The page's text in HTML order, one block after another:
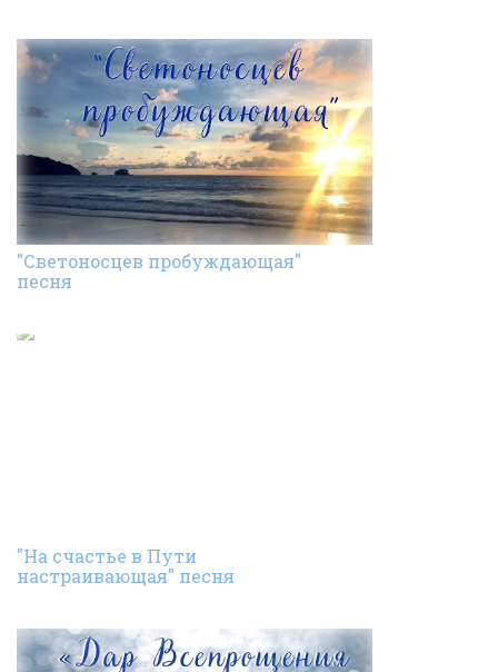
"Светоносцев пробуждающая"
песня
"На счастье в Пути
настраивающая" песня